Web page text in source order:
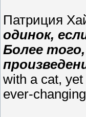
Патриция
одинок,
Более
with a cat,
ever-